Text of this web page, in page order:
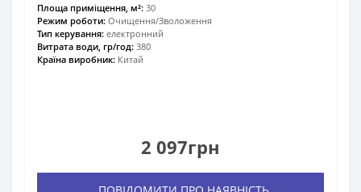
Площа приміщення, м²: 30
Режим роботи: Очищення/Зволоження
Тип керування: електронний
Витрата води, гр/год: 380
Країна виробник: Китай
2 097грн